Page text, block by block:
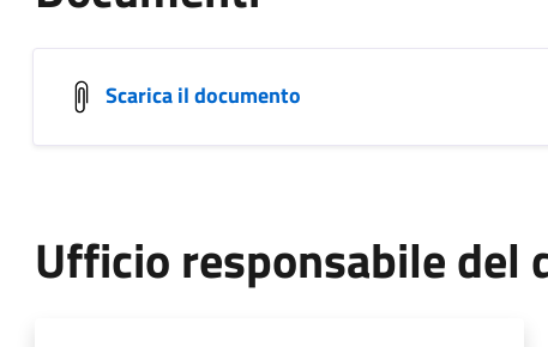
Scarica il documento
Ufficio responsabile del